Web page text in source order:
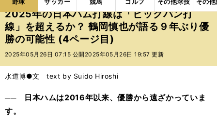
ス
ポ
ル
テ
ー
バ
2025年の日本ハム打線は「ビッグバン打
線」を超えるか？ 鶴岡慎也が語る９年ぶり優
勝の可能性 (4ページ目)
2025年05月26日 07:15 公開 2025年05月26日 19:57 更新
水道博●文 text by Suido Hiroshi
── 日本ハムは2016年以来、優勝から遠ざかっていま
す。